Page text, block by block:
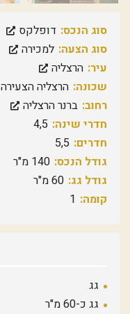
סוג הנכס: דופלקס
סוג הצעה: למכירה
עיר: הרצליה
שכונה: הרצליה הצעירה
רחוב: ברנר הרצליה
חדרי שינה: 4,5
חדרים: 5,5
גודל הנכס: 140 מ"ר
גודל גג: 60 מ"ר
קומה: 1
גג
גג כ-60 מ"ר